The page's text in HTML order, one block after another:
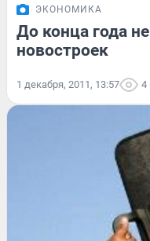
ЭКОНОМИКА
До конца года
новостроек
1 декабря, 2011, 13:57 4